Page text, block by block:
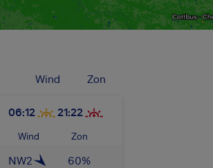
Wind Zon
06:12 21:22
Wind Zon
NW2 60%